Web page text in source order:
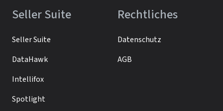
Seller Suite
Seller Suite
DataHawk
Intellifox
Spotlight
Rechtliches
Datenschutz
AGB